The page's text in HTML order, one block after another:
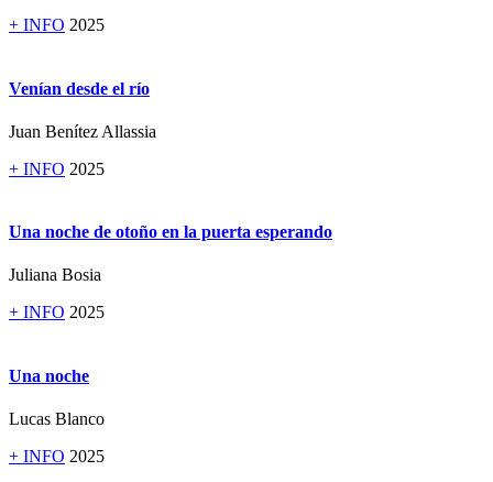
+ INFO 2025
Venían desde el río
Juan Benítez Allassia
+ INFO 2025
Una noche de otoño en la puerta esperando
Juliana Bosia
+ INFO 2025
Una noche
Lucas Blanco
+ INFO 2025